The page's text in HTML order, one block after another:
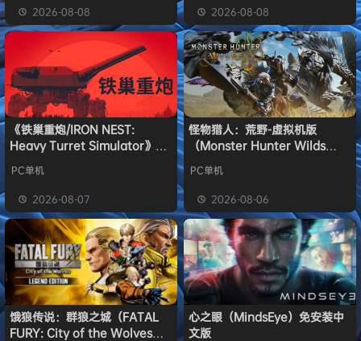
2026-08-08 2026-08-08
《铁巢重炮/IRON NEST:
Heavy Turret Simulator》免
PC单机
2026-08-07
怪物猎人：荒野-虚拟机版
（Monster Hunter Wilds
PC单机
2026-08-06
饿狼传说：群狼之城（FATAL
FURY: City of the Wolves）
心之眼（MindsEye）免安装中
文版